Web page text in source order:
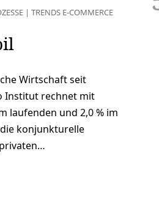
| TRENDS E-COMMERCE
Wirtschaft seit
Institut rechnet mit
laufenden und 2,0 % im
konjunkturelle